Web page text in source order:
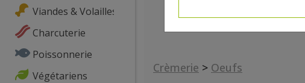
Viandes & Volailles
Charcuterie
Poissonnerie
Végétariens
Crèmerie > Oeufs